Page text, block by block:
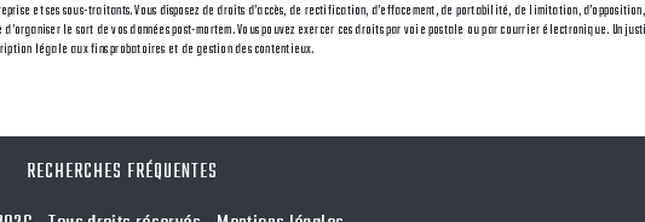
et ses sous-traitants. Vous disposez de droits d’accès, de rectification, d’effacement, de portabilité, de limitation,
le sort de vos données post-mortem. Vous pouvez exercer ces droits par voie postale ou par courrier électronique. Un
légale aux fins probatoires et de gestion des contentieux.
RECHERCHES FRÉQUENTES